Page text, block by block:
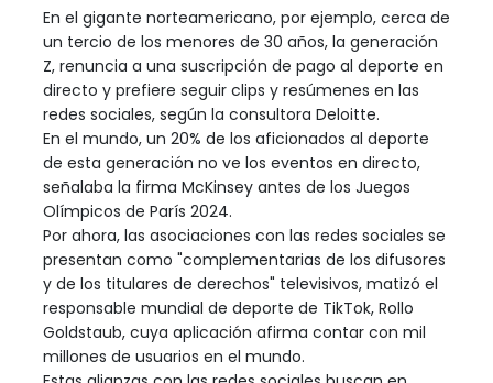
En el gigante norteamericano, por ejemplo, cerca de
un tercio de los menores de 30 años, la generación
Z, renuncia a una suscripción de pago al deporte en
directo y prefiere seguir clips y resúmenes en las
redes sociales, según la consultora Deloitte.
En el mundo, un 20% de los aficionados al deporte
de esta generación no ve los eventos en directo,
señalaba la firma McKinsey antes de los Juegos
Olímpicos de París 2024.
Por ahora, las asociaciones con las redes sociales se
presentan como "complementarias de los difusores
y de los titulares de derechos" televisivos, matizó el
responsable mundial de deporte de TikTok, Rollo
Goldstaub, cuya aplicación afirma contar con mil
millones de usuarios en el mundo.